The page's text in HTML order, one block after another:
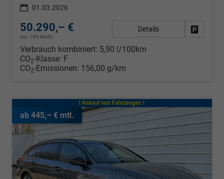
01.03.2026
50.290,– €
incl. 19% MwSt.
Details
Verbrauch kombiniert: 5,90 l/100km
CO2-Klasse: F
CO2-Emissionen: 156,00 g/km
ab 445,– € mtl.